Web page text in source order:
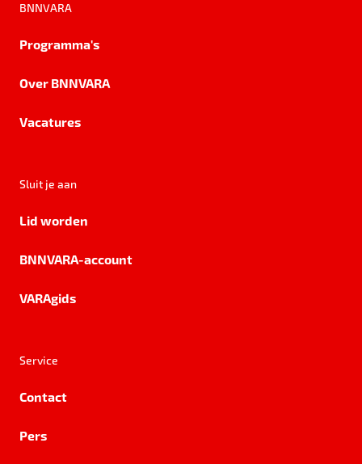
BNNVARA
Programma's
Over BNNVARA
Vacatures
Sluit je aan
Lid worden
BNNVARA-account
VARAgids
Service
Contact
Pers